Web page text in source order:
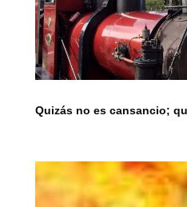
Quizás no es cansancio;